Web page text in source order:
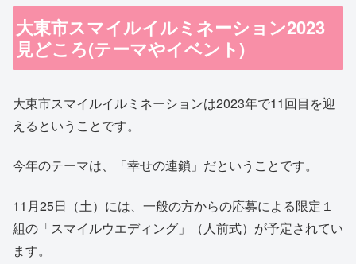
大東市スマイルイルミネーション2023
見どころ(テーマやイベント)
大東市スマイルイルミネーションは2023年で11回目を迎
えるということです。
今年のテーマは、「幸せの連鎖」だということです。
11月25日（土）には、一般の方からの応募による限定１
組の「スマイルウエディング」（人前式）が予定されてい
ます。